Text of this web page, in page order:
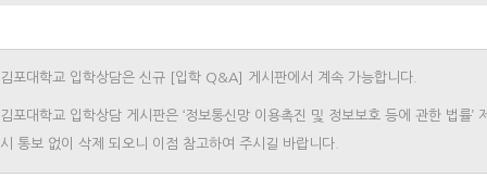
김포대학교 입학상담은 신규 [입학 Q&A] 게시판에서 계속 가능합니다.
김포대학교 입학상담 게시판은 ‘정보통신망 이용촉진 및 정보보호 등에 관한 법률
시 통보 없이 삭제 되오니 이점 참고하여 주시길 바랍니다.